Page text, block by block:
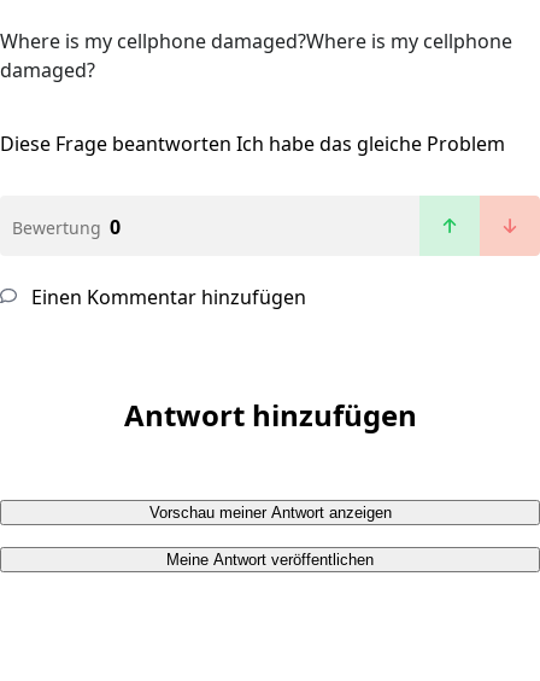
Where is my cellphone damaged?Where is my cellphone
damaged?
Diese Frage beantworten Ich habe das gleiche Problem
Bewertung 0
Einen Kommentar hinzufügen
Antwort hinzufügen
Vorschau meiner Antwort anzeigen
Meine Antwort veröffentlichen